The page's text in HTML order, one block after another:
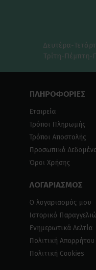
Δευτέρα-
Τρίτη-Πέμπτη-
ΠΛΗΡΟΦΟΡΙΕΣ
Εταιρεία
Τρόποι Πληρωμής
Τρόποι Αποστολής
Προσωπικά
Όροι Χρήσης
ΛΟΓΑΡΙΑΣΜΟΣ
Ο λογαριασμός μου
Ιστορικό
Ενημερωτικά Δελτία
Πολιτική Απορρήτου
Πολιτική Cookies